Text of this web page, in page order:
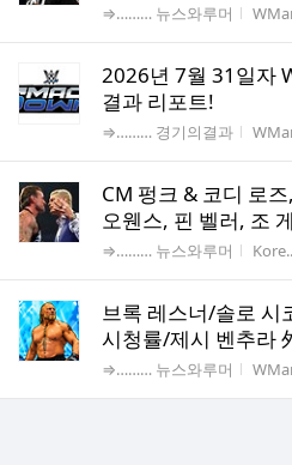
게시판명
⇒……… 뉴스와루머 작성
2026년 7월 31일자
결과 리포트!
게시판명
⇒……… 경기의결과 작성
CM 펑크 & 코디 로
오웬스, 핀 벨러, 조
게시판명
⇒……… 뉴스와루머 작성
브록 레스너/솔로 시
시청률/제시 벤추라
게시판명
⇒……… 뉴스와루머 작성